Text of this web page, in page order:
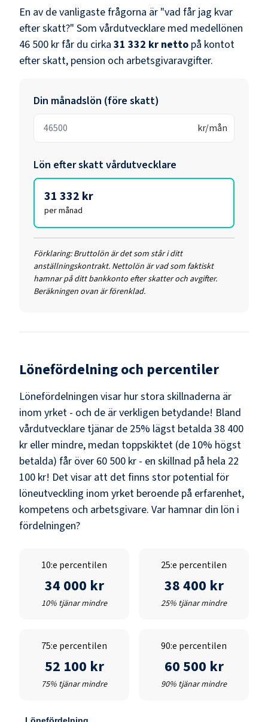
En av de vanligaste frågorna är "vad får jag kvar
efter skatt?" Som vårdutvecklare med medellönen
46 500 krfår du cirka 31 332 kr netto på kontot
efter skatt, pension och arbetsgivaravgifter.
Din månadslön (före skatt)
kr/mån
Lön efter skattvårdutvecklare
31 332 kr
per månad
Förklaring: Bruttolön är det som står i ditt
anställningskontrakt. Nettolön är vad som faktiskt
hamnar på ditt bankkonto efter skatter och avgifter.
Beräkningen ovan är förenklad.
Lönefördelning och percentiler
Lönefördelningen visar hur stora skillnaderna är
inom yrket - och de är verkligen betydande! Bland
vårdutvecklare tjänar de 25% lägst betalda 38 400
kr eller mindre, medan toppskiktet (de 10% högst
betalda) får över 60 500 kr - en skillnad på hela 22
100 kr! Det visar att det finns stor potential för
löneutveckling inom yrket beroende på erfarenhet,
kompetens och arbetsgivare. Var hamnar din lön i
fördelningen?
10:e percentilen
34 000 kr
10% tjänar mindre
25:e percentilen
38 400 kr
25% tjänar mindre
75:e percentilen
52 100 kr
75% tjänar mindre
90:e percentilen
60 500 kr
90% tjänar mindre
Lönefördelning